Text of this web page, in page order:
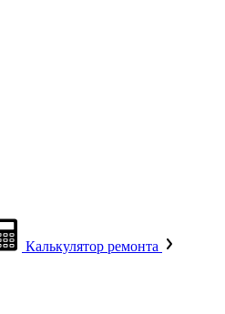
Калькулятор ремонта